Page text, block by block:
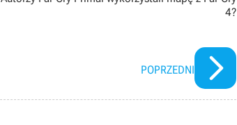
4?
POPRZEDNI